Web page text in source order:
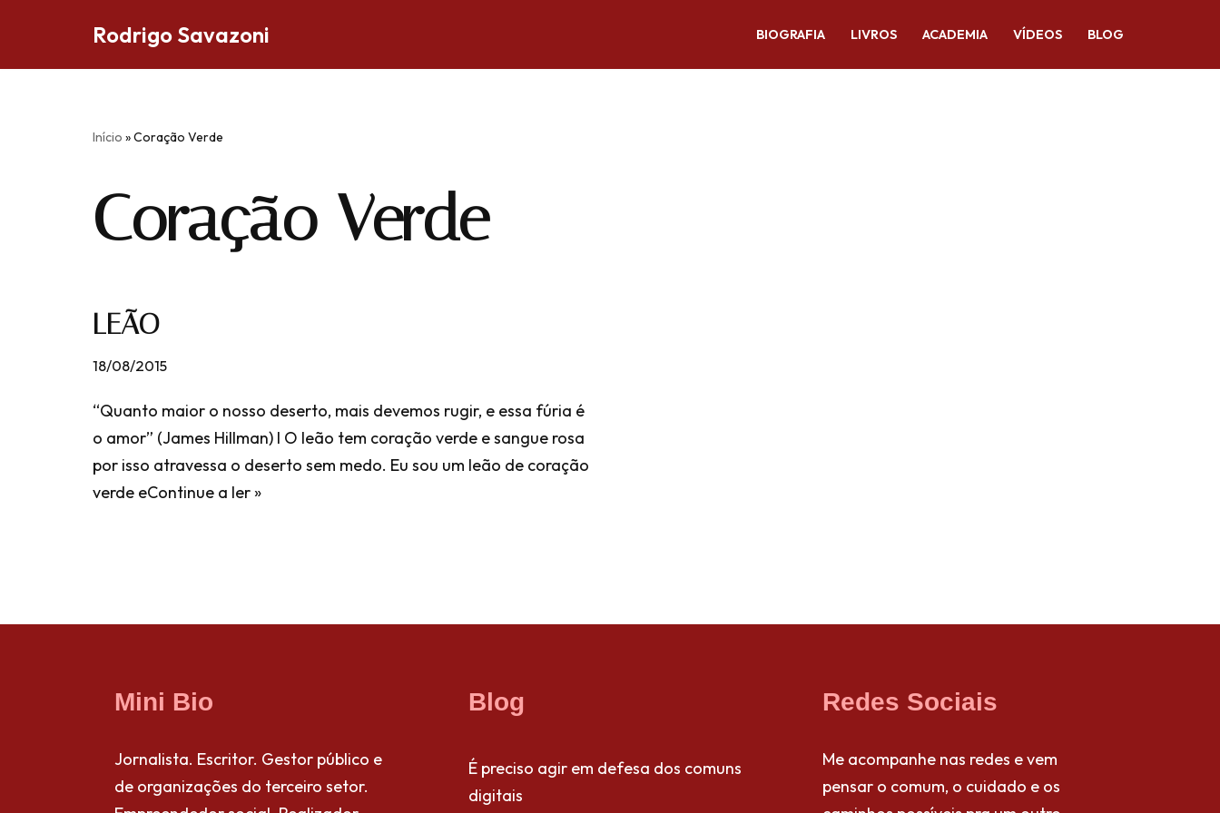
Rodrigo Savazoni BIOGRAFIA LIVROS ACADEMIA VÍDEOS BLOG
Início »Coração Verde
Coração Verde
LEÃO
18/08/2015
“Quanto maior o nosso deserto, mais devemos rugir, e essa fúria é
o amor” (James Hillman) I O leão tem coração verde e sangue rosa
por isso atravessa o deserto sem medo. Eu sou um leão de coração
verde eContinue a ler »
Mini Bio
Jornalista. Escritor. Gestor público e
de organizações do terceiro setor.
Blog
É preciso agir em defesa dos comuns
digitais
Redes Sociais
Me acompanhe nas redes e vem
pensar o comum, o cuidado e os